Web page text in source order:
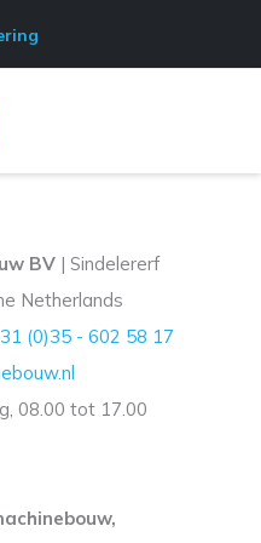
BV | Sindelererf
Netherlands
(0)35 - 602 58 17
08.00 tot 17.00